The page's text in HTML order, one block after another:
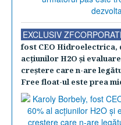
EXCLUSIV
fost CEO Hidroelectrica,
acţiunilor H2O şi
creştere care n-are
Free float-ul este prea